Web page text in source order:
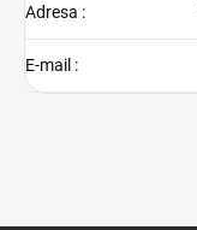
Adresa :
E-mail :